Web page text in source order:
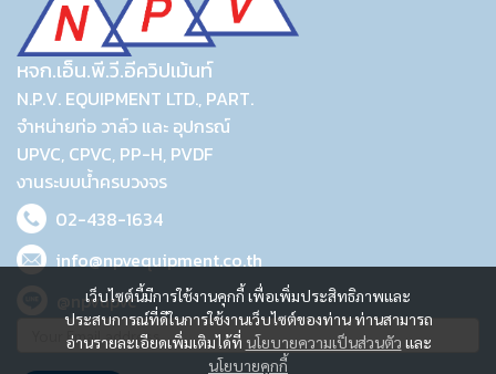
เว็บไซต์นี้มีการใช้งานคุกกี้ เพื่อเพิ่มประสิทธิภาพและ
ประสบการณ์ที่ดีในการใช้งานเว็บไซต์ของท่าน ท่านสามารถ
อ่านรายละเอียดเพิ่มเติมได้ที่ นโยบายความเป็นส่วนตัว และ
นโยบายคุกกี้
หจก.เอ็น.พี.วี.อีควิปเม้นท์
N.P.V. EQUIPMENT LTD., PART.
จำหน่ายท่อ วาล์ว และ อุปกรณ์
UPVC, CPVC, PP-H, PVDF
งานระบบน้ำครบวงจร
02-438-1634
info@npvequipment.co.th
@npvupvc